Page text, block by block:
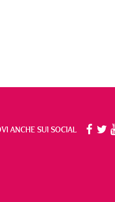
ANCHE SUI SOCIAL